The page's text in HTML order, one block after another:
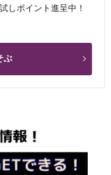
しポイント進呈中！
ぶ